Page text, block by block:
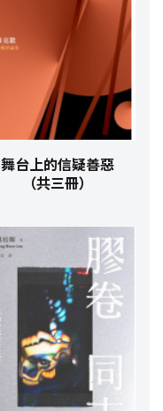
舞台上的信疑善惡
（共三冊）